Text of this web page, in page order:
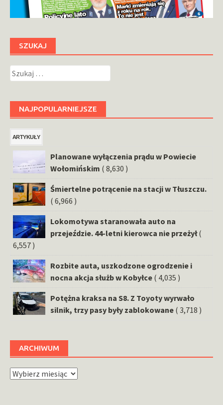
SZUKAJ
Szukaj:
NAJPOPULARNIEJSZE
ARTYKUŁY
Planowane wyłączenia prądu w Powiecie
Wołomińskim ( 8,630 )
Śmiertelne potrącenie na stacji w Tłuszczu.
( 6,966 )
Lokomotywa staranowała auto na
przejeździe. 44-letni kierowca nie przeżył (
6,557 )
Rozbite auta, uszkodzone ogrodzenie i
nocna akcja służb w Kobyłce ( 4,035 )
Potężna kraksa na S8. Z Toyoty wyrwało
silnik, trzy pasy były zablokowane ( 3,718 )
ARCHIWUM
Archiwum